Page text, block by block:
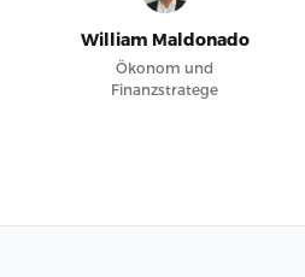
William Maldonado
Ökonom und
Finanzstratege